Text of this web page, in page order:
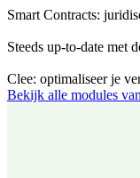
Smart Contracts:
Steeds up-to-date met
Clee: optimaliseer je
Bekijk alle modules